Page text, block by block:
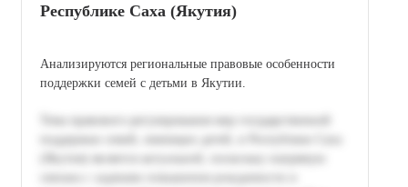
Республике Саха (Якутия)
Анализируются региональные правовые особенности
поддержки семей с детьми в Якутии.